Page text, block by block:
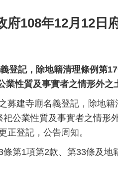
府108年12月12日
登記，除地籍清理條例第
業性質及事實者之情形外之
募建寺廟名義登記，除地
公業性質及事實者之情形
正登記，公告周知。
第1項第2款、第33條及地